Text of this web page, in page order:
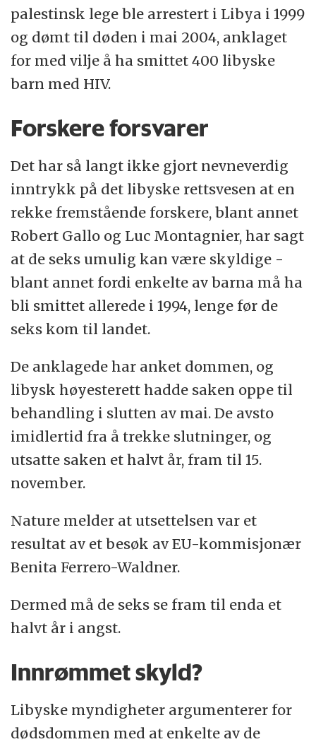
palestinsk lege ble arrestert i Libya i 1999
og dømt til døden i mai 2004, anklaget
for med vilje å ha smittet 400 libyske
barn med HIV.
Forskere forsvarer
Det har så langt ikke gjort nevneverdig
inntrykk på det libyske rettsvesen at en
rekke fremstående forskere, blant annet
Robert Gallo og Luc Montagnier, har sagt
at de seks umulig kan være skyldige -
blant annet fordi enkelte av barna må ha
bli smittet allerede i 1994, lenge før de
seks kom til landet.
De anklagede har anket dommen, og
libysk høyesterett hadde saken oppe til
behandling i slutten av mai. De avsto
imidlertid fra å trekke slutninger, og
utsatte saken et halvt år, fram til 15.
november.
Nature melder at utsettelsen var et
resultat av et besøk av EU-kommisjonær
Benita Ferrero-Waldner.
Dermed må de seks se fram til enda et
halvt år i angst.
Innrømmet skyld?
Libyske myndigheter argumenterer for
dødsdommen med at enkelte av de